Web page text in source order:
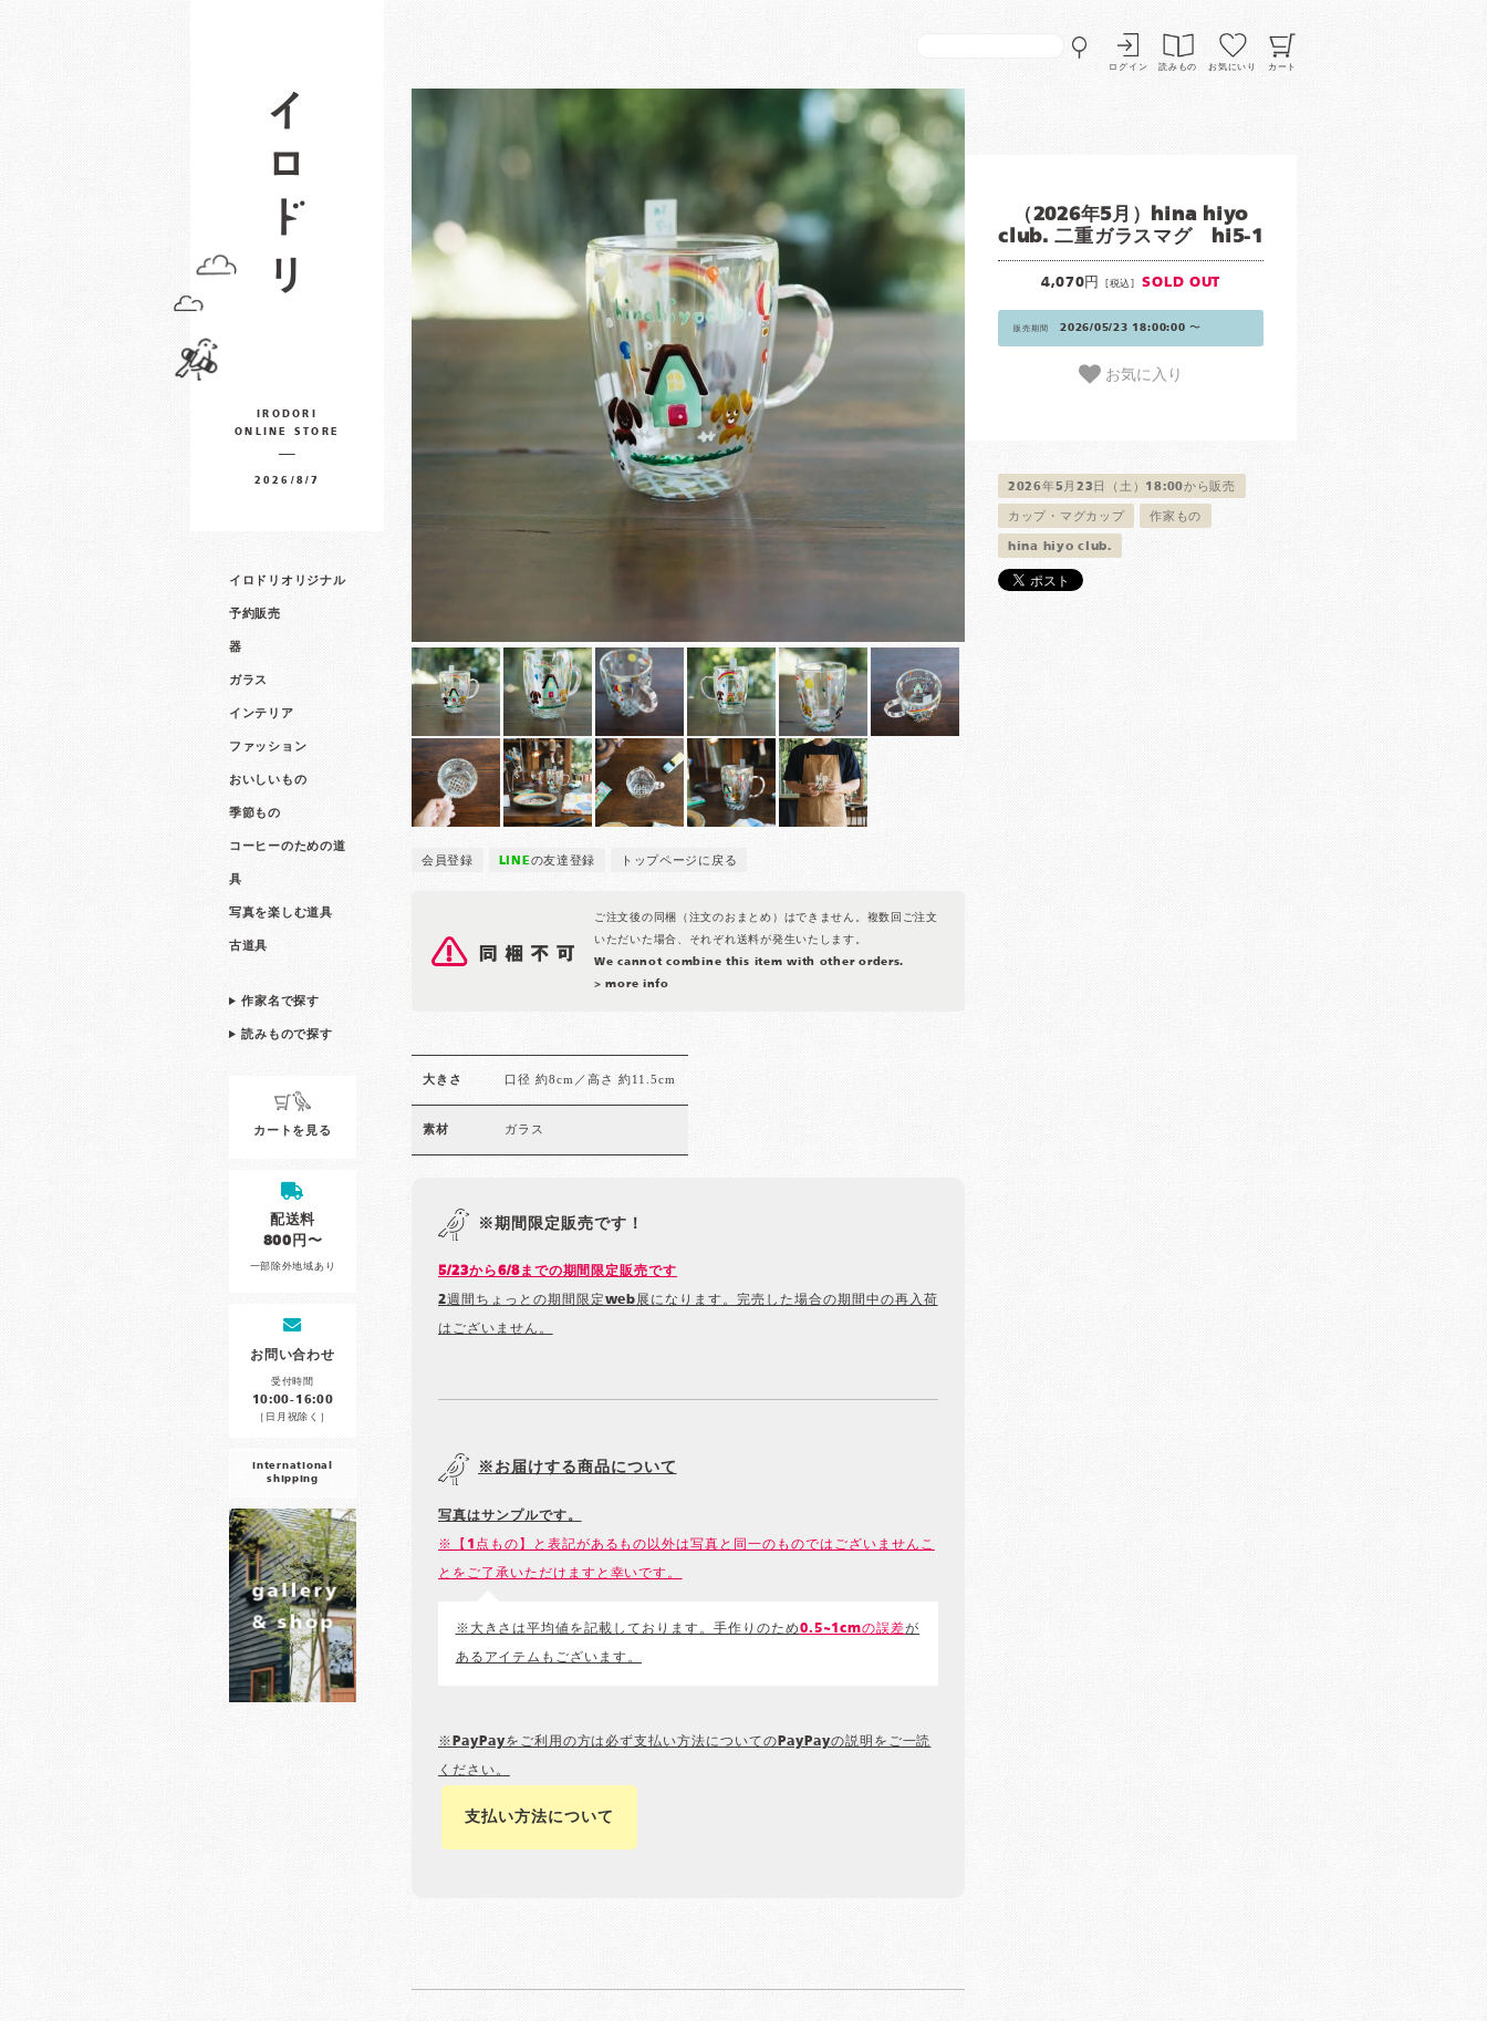
ログイン 読みもの お気にいり カート
IRODORI
ONLINE STORE
2026/8/7
イロドリオリジナル
予約販売
器
ガラス
インテリア
ファッション
おいしいもの
季節もの
コーヒーのための道
具
写真を楽しむ道具
古道具
作家名で探す
読みもので探す
カートを見る
配送料
800円〜
一部除外地域あり
お問い合わせ
受付時間
10:00-16:00
［日月祝除く］
international
shipping
会員登録 LINEの友達登録 トップページに戻る
ご注文後の同梱（注文のおまとめ）はできません。複数回ご注文
いただいた場合、それぞれ送料が発生いたします。
We cannot combine this item with other orders.
> more info
（2026年5月）hina hiyo
club. 二重ガラスマグ hi5-1
4,070円 [税込] SOLD OUT
販売期間 2026/05/23 18:00:00 〜
お気に入り
2026年5月23日（土）18:00から販売
カップ・マグカップ 作家もの
hina hiyo club.
大きさ 口径 約8cm／高さ 約11.5cm
素材 ガラス
※期間限定販売です！
5/23から6/8までの期間限定販売です
2週間ちょっとの期間限定web展になります。完売した場合の期間中の再入荷
はございません。
※お届けする商品について
写真はサンプルです。
※【1点もの】と表記があるもの以外は写真と同一のものではございませんこ
とをご了承いただけますと幸いです。
※大きさは平均値を記載しております。手作りのため0.5~1cmの誤差が
あるアイテムもございます。
※PayPayをご利用の方は必ず支払い方法についてのPayPayの説明をご一読
ください。
支払い方法について